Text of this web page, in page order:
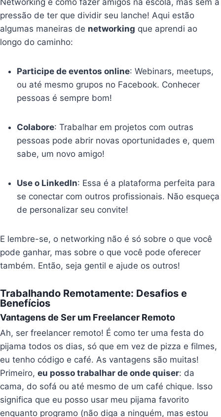
Networking é como fazer amigos na escola, mas sem a
pressão de ter que dividir seu lanche! Aqui estão
algumas maneiras de networking que aprendi ao
longo do caminho:
Participe de eventos online: Webinars, meetups,
ou até mesmo grupos no Facebook. Conhecer
pessoas é sempre bom!
Colabore: Trabalhar em projetos com outras
pessoas pode abrir novas oportunidades e, quem
sabe, um novo amigo!
Use o LinkedIn: Essa é a plataforma perfeita para
se conectar com outros profissionais. Não esqueça
de personalizar seu convite!
E lembre-se, o networking não é só sobre o que você
pode ganhar, mas sobre o que você pode oferecer
também. Então, seja gentil e ajude os outros!
Trabalhando Remotamente: Desafios e
Benefícios
Vantagens de Ser um Freelancer Remoto
Ah, ser freelancer remoto! É como ter uma festa do
pijama todos os dias, só que em vez de pizza e filmes,
eu tenho código e café. As vantagens são muitas!
Primeiro,eu posso trabalhar de onde quiser: da
cama, do sofá ou até mesmo de um café chique. Isso
significa que eu posso usar meu pijama favorito
enquanto programo (não diga a ninguém, mas estou